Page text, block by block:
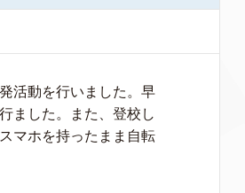
活動を行いました。早
ました。また、登校し
マホを持ったまま自転